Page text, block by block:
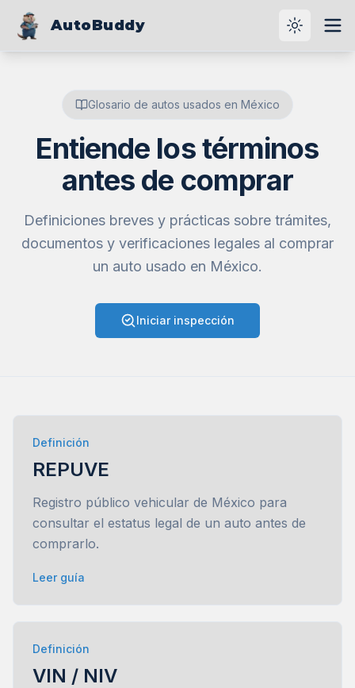
AutoBuddy Cambiar
Glosario de autos usados en México
Entiende los términos
antes de comprar
Definiciones breves y prácticas sobre trámites,
documentos y verificaciones legales al comprar
un auto usado en México.
Iniciar inspección
Definición
REPUVE
Registro público vehicular de México para
consultar el estatus legal de un auto antes de
comprarlo.
Leer guía
Definición
VIN / NIV